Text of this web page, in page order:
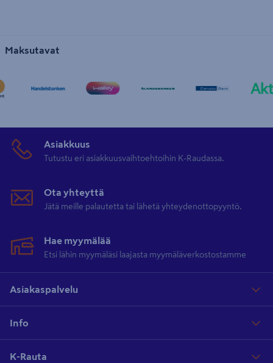
Maksutavat
Asiakkuus
Tutustu eri asiakkuusvaihtoehtoihin K-Raudassa.
Ota yhteyttä
Jätä meille palautetta tai lähetä yhteydenottopyyntö.
Hae myymälää
Etsi lähin myymäläsi laajasta myymäläverkostostamme
Asiakaspalvelu
Info
K-Rauta